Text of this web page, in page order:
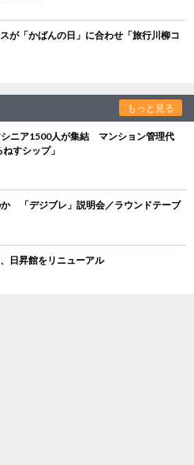
が「かばんの日」に合わせ「旅行川柳コ
もっと見る
シニア1500人が集結 マンション管理代
すシップ」
「デジブレ」説明会／ラウンドテーブ
日昇館をリニューアル